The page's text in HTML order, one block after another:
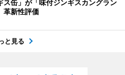
ス缶」が「味付ジンギスカングラン
新性評価
と見る